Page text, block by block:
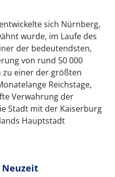
sich Nürnberg,
wurde, im Laufe des
der bedeutendsten,
von rund 50 000
zu einer der größten
Reichstage,
Verwahrung der
Stadt mit der Kaiserburg
Hauptstadt